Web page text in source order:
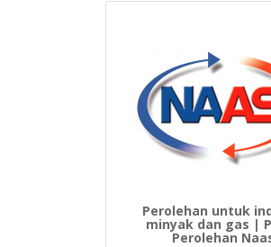
Perolehan untuk
minyak dan gas |
Perolehan